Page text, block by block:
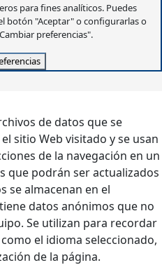
para fines analíticos. Puedes
botón "Aceptar" o configurarlas o
preferencias".
de datos que se
sitio Web visitado y se usan
de la navegación en un
que podrán ser actualizados
se almacenan en el
datos anónimos que no
Se utilizan para recordar
el idioma seleccionado,
de la página.